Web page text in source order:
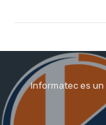
Informatec es